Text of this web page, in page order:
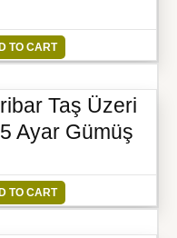
TO CART
Taş Üzeri
Ayar Gümüş
TO CART